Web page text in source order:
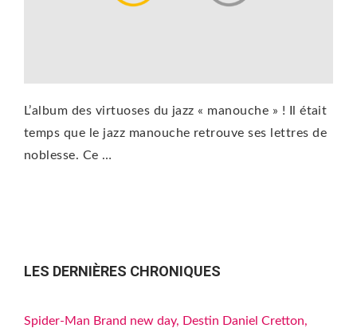
L’album des virtuoses du jazz « manouche » ! Il était
temps que le jazz manouche retrouve ses lettres de
noblesse. Ce …
LES DERNIÈRES CHRONIQUES
Spider-Man Brand new day, Destin Daniel Cretton,